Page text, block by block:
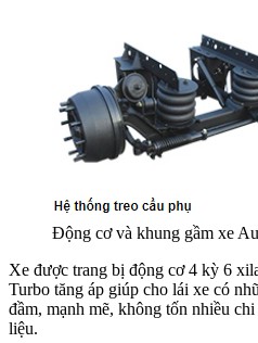
Động cơ và khung gầm xe
Xe được trang bị động cơ 4 kỳ 6
Turbo tăng áp giúp cho lái xe có
đầm, mạnh mẽ, không tốn nhiều
liệu.